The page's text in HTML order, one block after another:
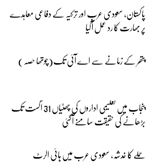
پاکستان، سعودی عرب اور ترکیہ کے دفاعی معاہدے
پر بھارت کا رد عمل آگیا
پتھر کے زمانے سے اے آئی تک(چوتھا حصہ)
پنجاب میں تعلیمی اداروں کی چھٹیاں 31 اگست تک
بڑھانے کی حقیقت سامنے آگئی
حملے کا خدشہ، سعودی عرب میں ہائی الرٹ